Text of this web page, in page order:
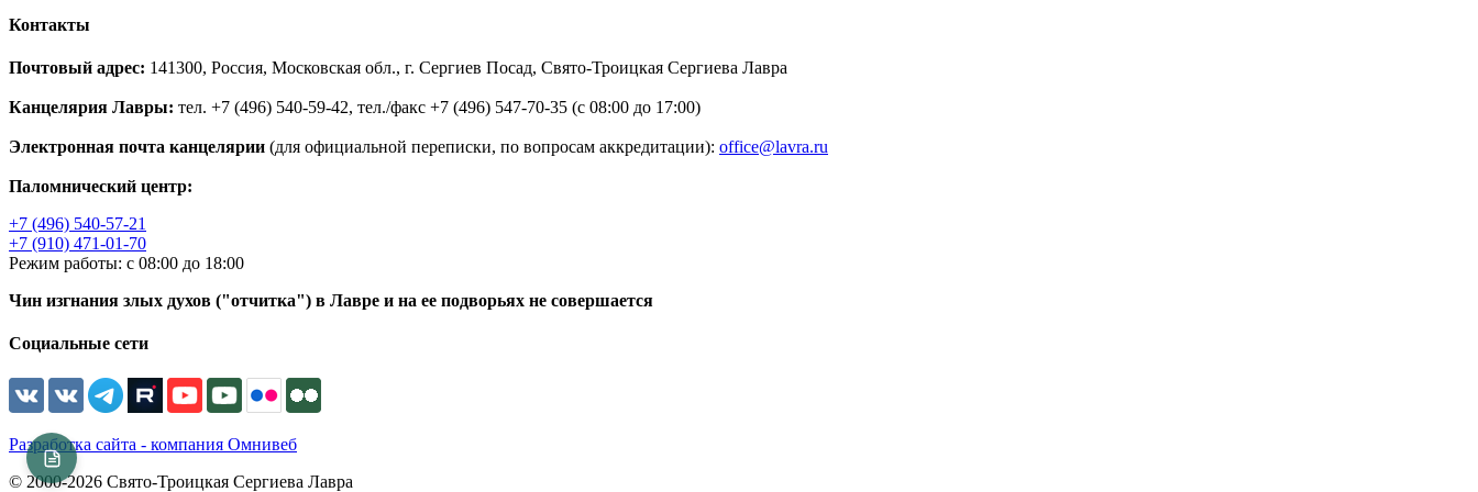
Контакты
Почтовый адрес: 141300, Россия, Московская обл., г. Сергиев Посад, Свято-Троицкая Сергиева Лавра
Канцелярия Лавры: тел. +7 (496) 540-59-42, тел./факс +7 (496) 547-70-35 (с 08:00 до 17:00)
Электронная почта канцелярии (для официальной переписки, по вопросам аккредитации): office@lavra.ru
Паломнический центр:
+7 (496) 540-57-21
+7 (910) 471-01-70
Режим работы: с 08:00 до 18:00
Чин изгнания злых духов ("отчитка") в Лавре и на ее подворьях не совершается
Социальные сети
Разработка сайта - компания Омнивеб
© 2000-2026 Свято-Троицкая Сергиева Лавра